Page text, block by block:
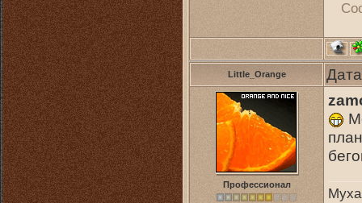
Little_Orange
Профессионал